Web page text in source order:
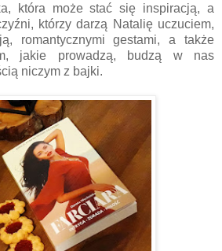
która może stać się inspiracją, a
którzy darzą Natalię uczuciem,
romantycznymi gestami, a także
jakie prowadzą, budzą w nas
niczym z bajki.